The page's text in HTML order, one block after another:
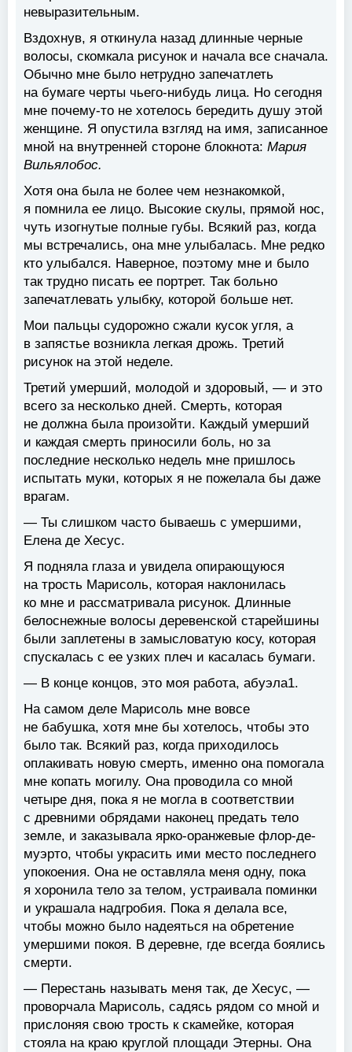
невыразительным.
Вздохнув, я откинула назад длинные черные
волосы, скомкала рисунок и начала все сначала.
Обычно мне было нетрудно запечатлеть
на бумаге черты чьего-нибудь лица. Но сегодня
мне почему-то не хотелось бередить душу этой
женщине. Я опустила взгляд на имя, записанное
мной на внутренней стороне блокнота: Мария
Вильялобос.
Хотя она была не более чем незнакомкой,
я помнила ее лицо. Высокие скулы, прямой нос,
чуть изогнутые полные губы. Всякий раз, когда
мы встречались, она мне улыбалась. Мне редко
кто улыбался. Наверное, поэтому мне и было
так трудно писать ее портрет. Так больно
запечатлевать улыбку, которой больше нет.
Мои пальцы судорожно сжали кусок угля, а
в запястье возникла легкая дрожь. Третий
рисунок на этой неделе.
Третий умерший, молодой и здоровый, — и это
всего за несколько дней. Смерть, которая
не должна была произойти. Каждый умерший
и каждая смерть приносили боль, но за
последние несколько недель мне пришлось
испытать муки, которых я не пожелала бы даже
врагам.
— Ты слишком часто бываешь с умершими,
Елена де Хесус.
Я подняла глаза и увидела опирающуюся
на трость Марисоль, которая наклонилась
ко мне и рассматривала рисунок. Длинные
белоснежные волосы деревенской старейшины
были заплетены в замысловатую косу, которая
спускалась с ее узких плеч и касалась бумаги.
— В конце концов, это моя работа, абуэла1.
На самом деле Марисоль мне вовсе
не бабушка, хотя мне бы хотелось, чтобы это
было так. Всякий раз, когда приходилось
оплакивать новую смерть, именно она помогала
мне копать могилу. Она проводила со мной
четыре дня, пока я не могла в соответствии
с древними обрядами наконец предать тело
земле, и заказывала ярко-оранжевые флор-де-
муэрто, чтобы украсить ими место последнего
упокоения. Она не оставляла меня одну, пока
я хоронила тело за телом, устраивала поминки
и украшала надгробия. Пока я делала все,
чтобы можно было надеяться на обретение
умершими покоя. В деревне, где всегда боялись
смерти.
— Перестань называть меня так, де Хесус, —
проворчала Марисоль, садясь рядом со мной и
прислоняя свою трость к скамейке, которая
стояла на краю круглой площади Этерны. Она